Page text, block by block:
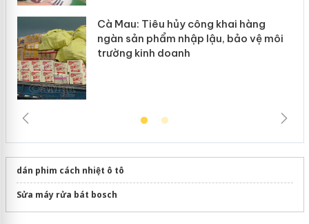
Cà Mau: Tiêu hủy công khai hàng
ngàn sản phẩm nhập lậu, bảo vệ môi
trường kinh doanh
dán phim cách nhiệt ô tô
Sửa máy rửa bát bosch